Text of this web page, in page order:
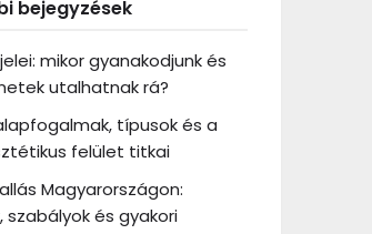
bejegyzések
mikor gyanakodjunk és
utalhatnak rá?
típusok és a
felület titkai
Magyarországon:
szabályok és gyakori